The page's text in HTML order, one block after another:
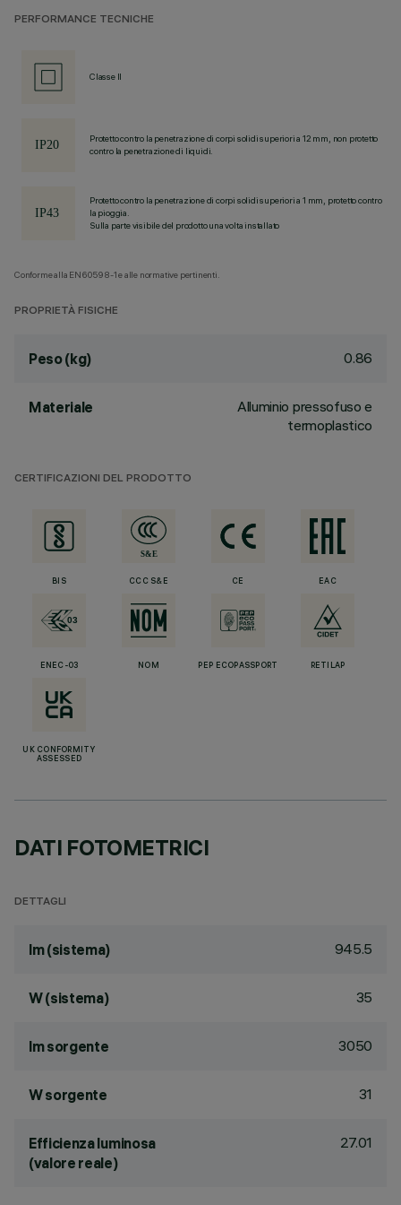
PERFORMANCE TECNICHE
Classe II
Protetto contro la penetrazione di corpi solidi superiori a 12 mm, non protetto
contro la penetrazione di liquidi.
Protetto contro la penetrazione di corpi solidi superiori a 1 mm, protetto contro
la pioggia.
Sulla parte visibile del prodotto una volta installato
Conforme alla EN60598-1 e alle normative pertinenti.
PROPRIETÀ FISICHE
Peso (kg) 0.86
Materiale
Alluminio pressofuso e
termoplastico
CERTIFICAZIONI DEL PRODOTTO
BIS CCC S&E CE EAC
ENEC-03 NOM PEP ECOPASSPORT RETILAP
UK CONFORMITY
ASSESSED
DATI FOTOMETRICI
DETTAGLI
lm (sistema) 945.5
W (sistema) 35
lm sorgente 3050
W sorgente 31
Efficienza luminosa
(valore reale)
27.01